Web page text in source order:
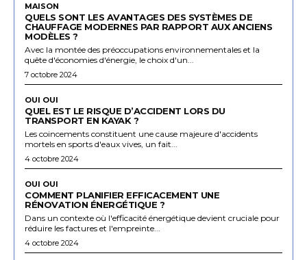
MAISON
QUELS SONT LES AVANTAGES DES SYSTÈMES DE
CHAUFFAGE MODERNES PAR RAPPORT AUX ANCIENS
MODÈLES ?
Avec la montée des préoccupations environnementales et la
quête d'économies d'énergie, le choix d'un...
7 octobre 2024
OUI OUI
QUEL EST LE RISQUE D’ACCIDENT LORS DU
TRANSPORT EN KAYAK ?
Les coincements constituent une cause majeure d'accidents
mortels en sports d'eaux vives, un fait...
4 octobre 2024
OUI OUI
COMMENT PLANIFIER EFFICACEMENT UNE
RÉNOVATION ÉNERGÉTIQUE ?
Dans un contexte où l'efficacité énergétique devient cruciale pour
réduire les factures et l'empreinte...
4 octobre 2024